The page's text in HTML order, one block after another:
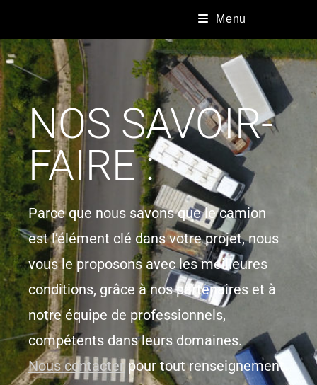
Menu
NOS SAVOIR-
FAIRE :
Parce que nous savons que le camion
est l’élément clé dans votre projet, nous
vous le proposons avec les meilleures
conditions, grâce à nos partenaires et à
notre équipe de professionnels,
compétents dans leurs domaines.
Nous contacterpour tout renseignement.